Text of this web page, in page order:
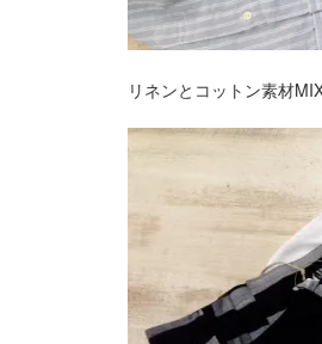
リネンとコットン素材